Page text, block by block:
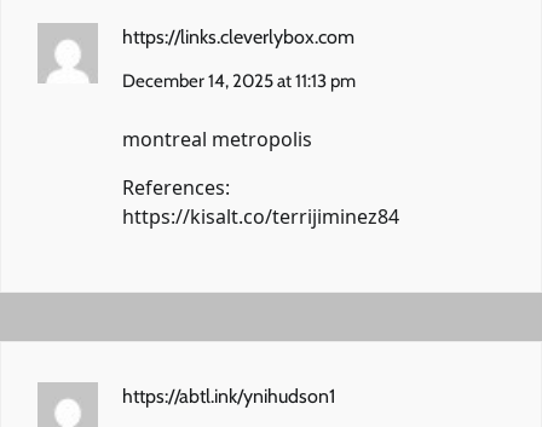
https://links.cleverlybox.com
December 14, 2025 at 11:13 pm
montreal metropolis
References:
https://kisalt.co/terrijiminez84
https://abtl.ink/ynihudson1